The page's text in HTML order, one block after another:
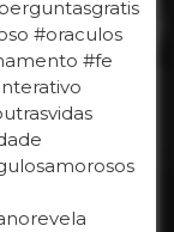
#oraculos
#fe